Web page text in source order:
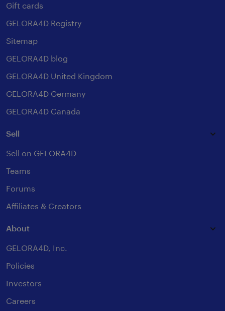
Gift cards
GELORA4D Registry
Sitemap
GELORA4D blog
GELORA4D United Kingdom
GELORA4D Germany
GELORA4D Canada
Sell
Sell on GELORA4D
Teams
Forums
Affiliates & Creators
About
GELORA4D, Inc.
Policies
Investors
Careers